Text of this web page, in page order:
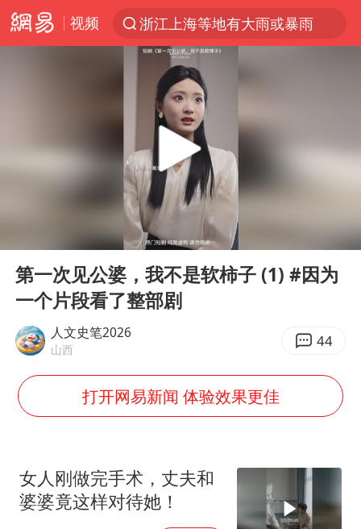
视频
浙江上海等地有大雨或暴雨
光影经济撬动暑期消费新蓝海
《欢迎来龙餐馆》口碑
情侣福建平潭拍日出时坠崖
西湖突现狂风暴雨 游客瞬间被浇透
杭州全市有序停课
直击东北超：哈尔滨vs通辽
香港宏福苑火灾或由烟头引起
白海豚将正面袭击贯穿浙江
郑丽文：台湾从来没有“独立”过
几元成本的AI广告导致千万市值蒸发
酒店回应车内过夜被收150元
上半年国内手机销量TOP30出炉
Play
第一次见公婆，我不是软柿子 (1) #因为
一个片段看了整部剧
人文史笔2026
山西 44
打开网易新闻 体验效果更佳
女人刚做完手术，丈夫和
婆婆竟这样对待她！